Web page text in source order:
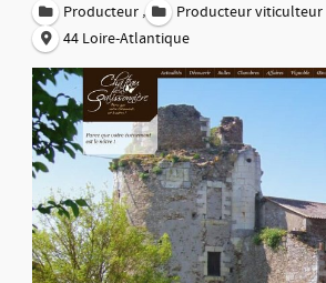
Producteur ,
Producteur viticulteur
44 Loire-Atlantique